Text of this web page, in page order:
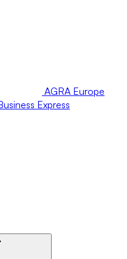
AGRA Europe
Express